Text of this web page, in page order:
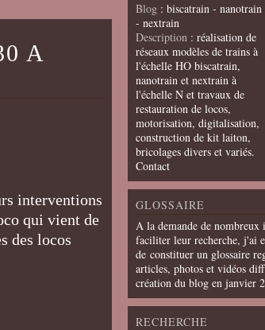
A
interventions
qui vient de
des locos
Blog : biscatrain - nanotrain
- nextrain
Description : réalisation de
réseaux modèles de trains à
l'échelle HO biscatrain,
nanotrain et nextrain à
l'échelle N et travaux de
restauration de locos,
motorisation, digitalisation,
construction de kit laiton,
bricolages divers et variés.
Contact
GLOSSAIRE
A la demande de nombreux
faciliter leur recherche, j'ai
de constituer un glossaire
articles, photos et vidéos
création du blog en janvier
RECHERCHE